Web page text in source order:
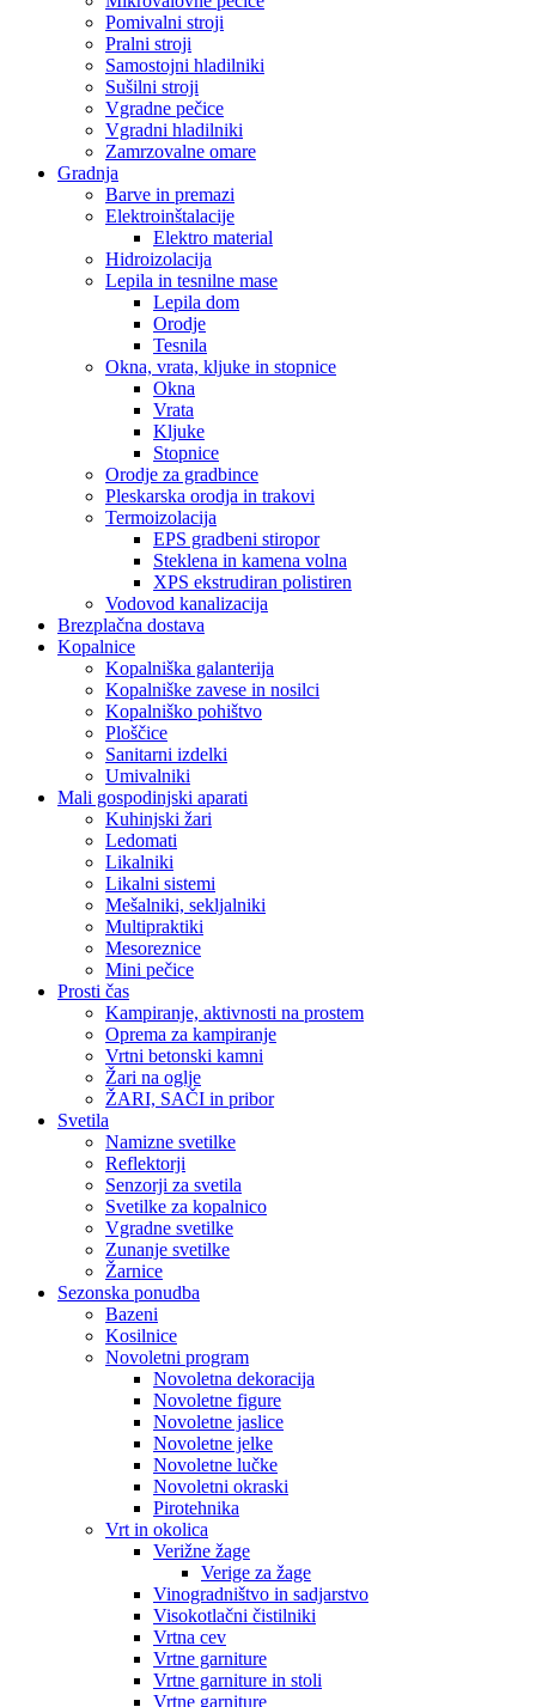
Pomivalni stroji
Pralni stroji
Samostojni hladilniki
Sušilni stroji
Vgradne pečice
Vgradni hladilniki
Zamrzovalne omare
Gradnja
Barve in premazi
Elektroinštalacije
Elektro material
Hidroizolacija
Lepila in tesnilne mase
Lepila dom
Orodje
Tesnila
Okna, vrata, kljuke in stopnice
Okna
Vrata
Kljuke
Stopnice
Orodje za gradbince
Pleskarska orodja in trakovi
Termoizolacija
EPS gradbeni stiropor
Steklena in kamena volna
XPS ekstrudiran polistiren
Vodovod kanalizacija
Brezplačna dostava
Kopalnice
Kopalniška galanterija
Kopalniške zavese in nosilci
Kopalniško pohištvo
Ploščice
Sanitarni izdelki
Umivalniki
Mali gospodinjski aparati
Kuhinjski žari
Ledomati
Likalniki
Likalni sistemi
Mešalniki, sekljalniki
Multipraktiki
Mesoreznice
Mini pečice
Prosti čas
Kampiranje, aktivnosti na prostem
Oprema za kampiranje
Vrtni betonski kamni
Žari na oglje
ŽARI, SAČI in pribor
Svetila
Namizne svetilke
Reflektorji
Senzorji za svetila
Svetilke za kopalnico
Vgradne svetilke
Zunanje svetilke
Žarnice
Sezonska ponudba
Bazeni
Kosilnice
Novoletni program
Novoletna dekoracija
Novoletne figure
Novoletne jaslice
Novoletne jelke
Novoletne lučke
Novoletni okraski
Pirotehnika
Vrt in okolica
Verižne žage
Verige za žage
Vinogradništvo in sadjarstvo
Visokotlačni čistilniki
Vrtna cev
Vrtne garniture
Vrtne garniture in stoli
Vrtne garniture